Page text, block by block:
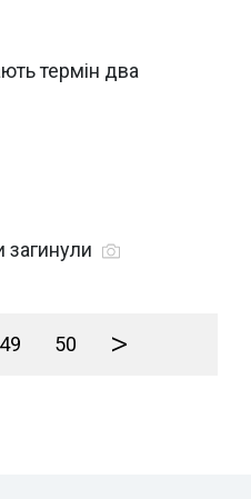
термін два
загинули
49 50 >